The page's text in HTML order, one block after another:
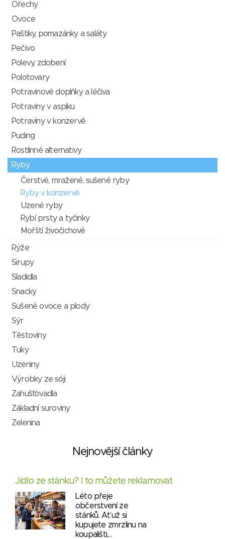
Ořechy
Ovoce
Paštiky, pomazánky a saláty
Pečivo
Polevy, zdobení
Polotovary
Potravinové doplňky a léčiva
Potraviny v aspiku
Potraviny v konzervě
Puding
Rostlinné alternativy
Ryby
Čerstvé, mražené, sušené ryby
Ryby v konzervě
Uzené ryby
Rybí prsty a tyčinky
Mořští živočichové
Rýže
Sirupy
Sladidla
Snacky
Sušené ovoce a plody
Sýr
Těstoviny
Tuky
Uzeniny
Výrobky ze sóji
Zahušťovadla
Základní suroviny
Zelenina
Nejnovější články
Jídlo ze stánku? I to můžete reklamovat
Léto přeje
občerstvení ze
stánků. Ať už si
kupujete zmrzlinu na
koupališti,…